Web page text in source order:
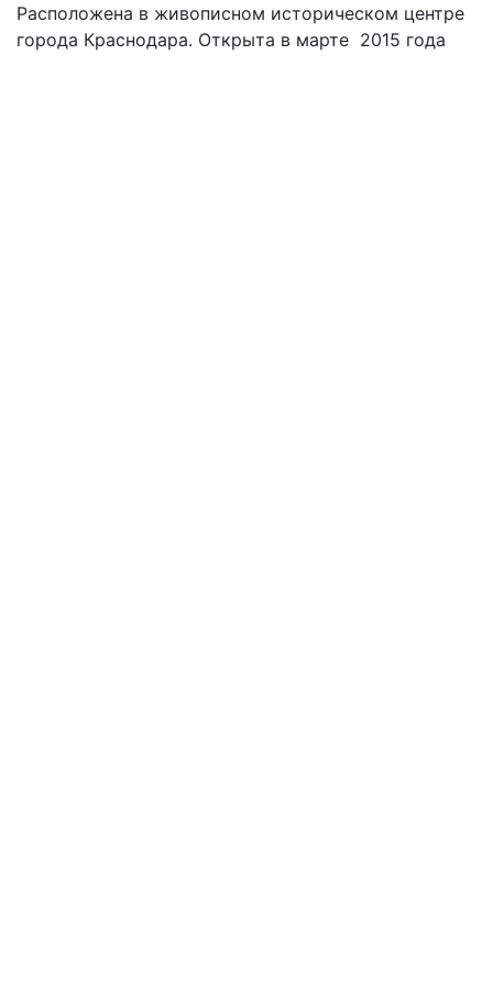
Расположена в живописном историческом центре
города Краснодара. Открыта в марте 2015 года